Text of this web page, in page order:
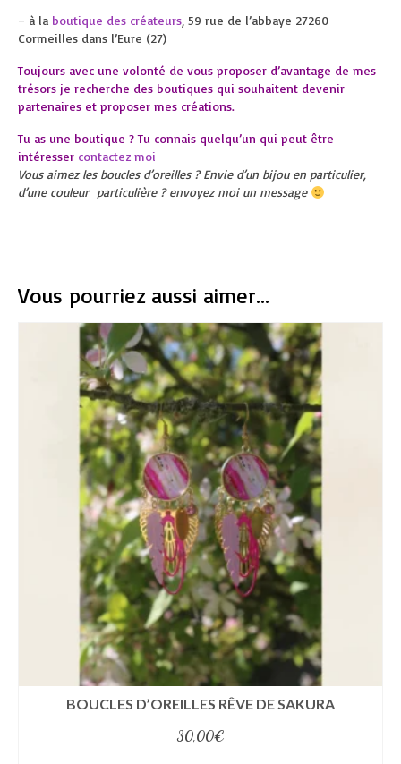
– à la boutique des créateurs , 59 rue de l’abbaye 27260
Cormeilles dans l’Eure (27)
Toujours avec une volonté de vous proposer d’avantage de mes
trésors je recherche des boutiques qui souhaitent devenir
partenaires et proposer mes créations.
Tu as une boutique ? Tu connais quelqu’un qui peut être
intéresser contactez moi
Vous aimez les boucles d’oreilles ? Envie d’un bijou en particulier,
d’une couleur particulière ? envoyez moi un message
Vous pourriez aussi aimer...
BOUCLES D’OREILLES RÊVE DE SAKURA
30,00€